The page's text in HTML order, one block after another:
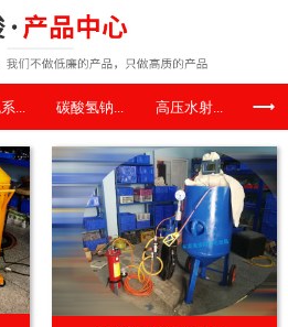
... 碳酸氢钠... 高压水射... 喷